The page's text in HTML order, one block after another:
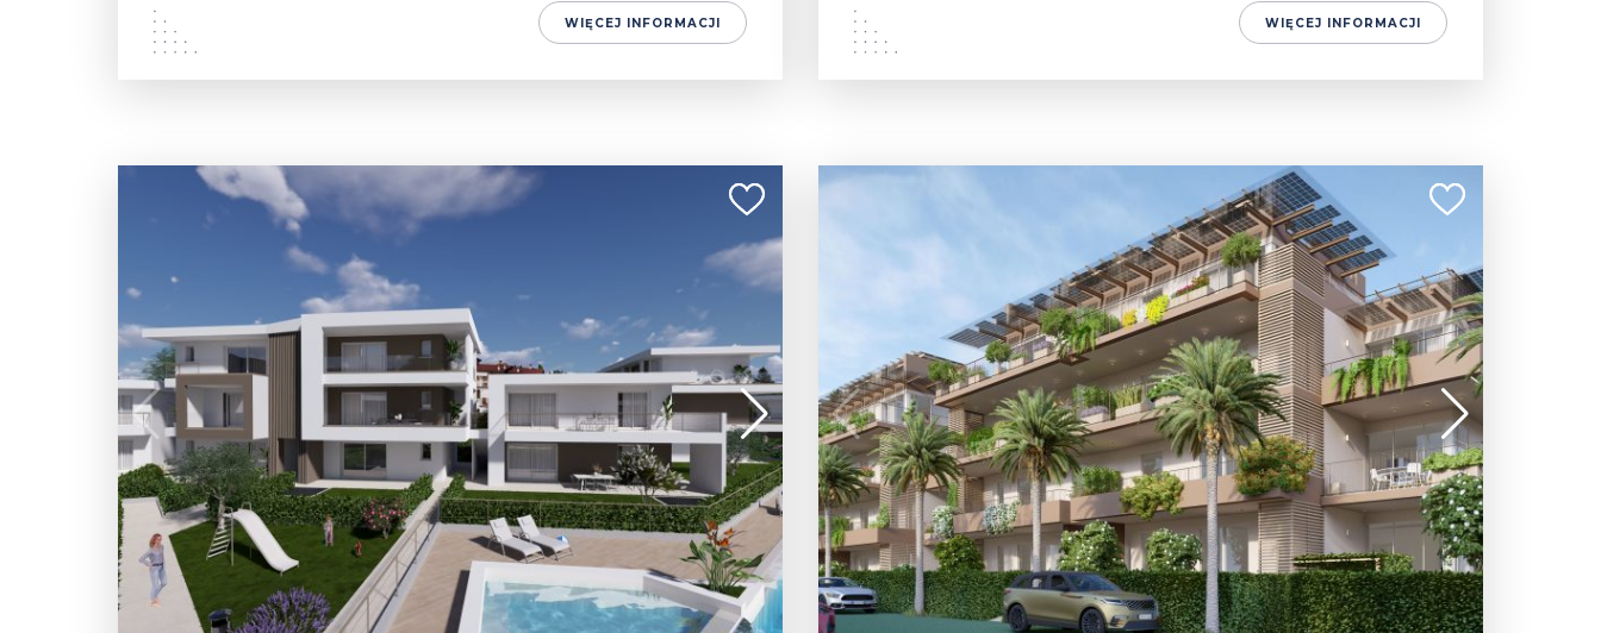
WIĘCEJ INFORMACJI WIĘCEJ INFORMACJI
370 000 - 1 160 000 € 310 000 - 450 000 €